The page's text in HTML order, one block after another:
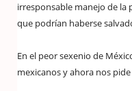
irresponsable manejo de la
que podrían haberse
En el peor sexenio de
mexicanos y ahora nos